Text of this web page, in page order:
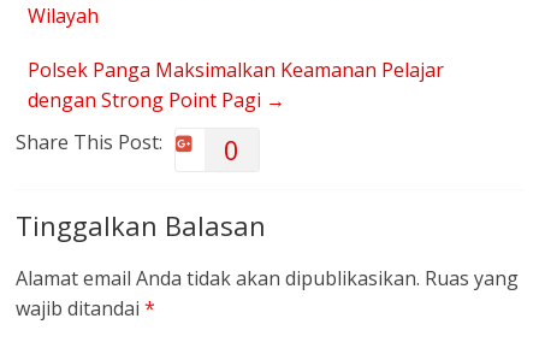
Wilayah
Polsek Panga Maksimalkan Keamanan Pelajar
dengan Strong Point Pagi →
Share This Post:
0
Tinggalkan Balasan
Alamat email Anda tidak akan dipublikasikan. Ruas yang
wajib ditandai*